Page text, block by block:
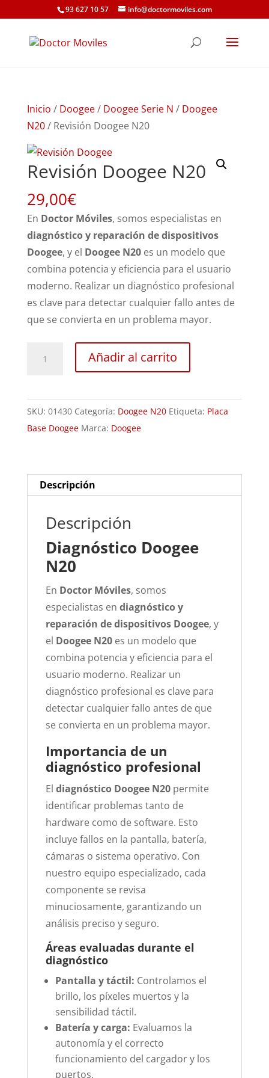
93 627 10 57 info@doctormoviles.com
Inicio / Doogee/ Doogee Serie N / Doogee
N20/ Revisión Doogee N20
Revisión Doogee N20
29,00€
En Doctor Móviles, somos especialistas en
diagnóstico y reparación de dispositivos
Doogee, y el Doogee N20es un modelo que
combina potencia y eficiencia para el usuario
moderno. Realizar un diagnóstico profesional
es clave para detectar cualquier fallo antes de
que se convierta en un problema mayor.
cantidad
Añadir al carrito
SKU: 01430 Categoría: Doogee N20 Etiqueta: Placa
Base Doogee Marca: Doogee
Descripción
Descripción
Diagnóstico Doogee
N20
En Doctor Móviles, somos
especialistas en diagnóstico y
reparación de dispositivos Doogee, y
el Doogee N20es un modelo que
combina potencia y eficiencia para el
usuario moderno. Realizar un
diagnóstico profesional es clave para
detectar cualquier fallo antes de que
se convierta en un problema mayor.
Importancia de un
diagnóstico profesional
El diagnóstico Doogee N20permite
identificar problemas tanto de
hardware como de software. Esto
incluye fallos en la pantalla, batería,
cámaras o sistema operativo. Con
nuestro equipo especializado, cada
componente se revisa
minuciosamente, garantizando un
análisis preciso y seguro.
Áreas evaluadas durante el
diagnóstico
Pantalla y táctil: Controlamos el
brillo, los píxeles muertos y la
sensibilidad táctil.
Batería y carga: Evaluamos la
autonomía y el correcto
funcionamiento del cargador y los
puertos.